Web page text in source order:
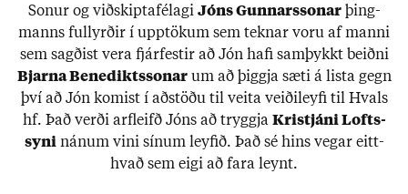
Son­ur og við­skipta­fé­lagi Jóns Gunn­ars­son­arþing­
manns full­yrð­ir í upp­tök­um sem tekn­ar voru af manni
sem sagð­ist vera fjár­fest­ir að Jón hafi sam­þykkt beiðni
Bjarna Bene­dikts­son­arum að þiggja sæti á lista gegn
því að Jón kom­ist í að­stöðu til veita veiði­leyfi til Hvals
hf. Það verði arf­leifð Jóns að tryggja Kristjáni Lofts­
syninán­um vini sín­um leyf­ið. Það sé hins veg­ar eitt­
hvað sem eigi að fara leynt.